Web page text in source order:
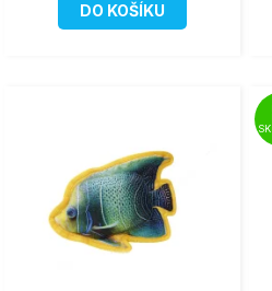
DO KOŠÍKU